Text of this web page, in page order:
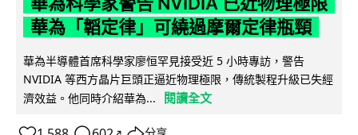
華為「韜定律」可繞過摩爾定律瓶頸
華為半導體首席科學家廖恒罕見接受近 5 小時專訪，警告
NVIDIA 等西方晶片巨頭正逼近物理極限，傳統製程升級已失經
濟效益。他同時介紹華為...
閱讀全文